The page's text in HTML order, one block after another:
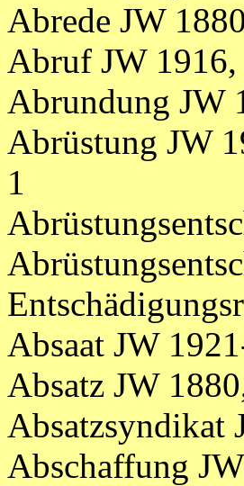
Abrede JW 1880
Abruf JW
Abrundung JW
Abrüstung JW
1
Absaat JW
Absatz JW
Absatzsyndikat
Abschaffung